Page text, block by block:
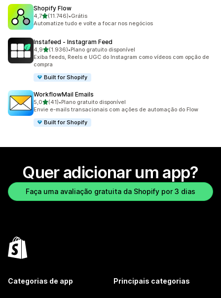
Shopify Flow
4,7de 5 estrelas
(11.746)
11746 avaliações ao todo
•Grátis
Automatize tudo e volte a focar nos negócios
Instafeed ‑ Instagram Feed
4,9de 5 estrelas
(1.936)
1936 avaliações ao todo
•Plano gratuito disponível
Exiba feeds, Reels e UGC do Instagram como vídeos com opção de
compra
Built for Shopify
WorkflowMail Emails
5,0de 5 estrelas
(41)
41 avaliações ao todo
•Plano gratuito disponível
Envie e-mails transacionais com ações de automação do Flow
Built for Shopify
Quer adicionar um app?
Faça uma avaliação gratuita da Shopify por 3 dias
Categorias de app Principais categorias